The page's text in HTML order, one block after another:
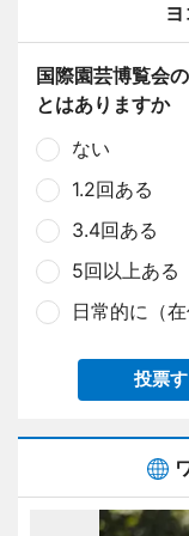
国際園芸博覧会
とはありますか
ない
1.2回ある
3.4回ある
5回以上ある
日常的に（
投票